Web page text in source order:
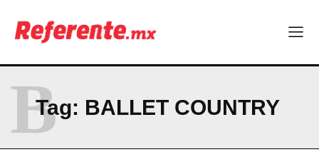
Company
ABOUT
CONTACT
PRIVACY POLICY
Tag: BALLET COUNTRY
B